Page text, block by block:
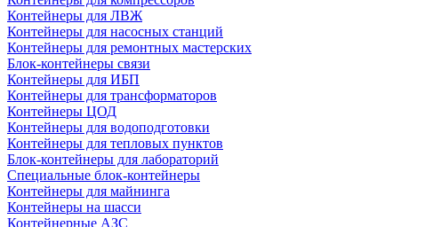
Контейнеры для ЛВЖ
Контейнеры для насосных станций
Контейнеры для ремонтных мастерских
Блок-контейнеры связи
Контейнеры для ИБП
Контейнеры для трансформаторов
Контейнеры ЦОД
Контейнеры для водоподготовки
Контейнеры для тепловых пунктов
Блок-контейнеры для лабораторий
Специальные блок-контейнеры
Контейнеры для майнинга
Контейнеры на шасси
Контейнерные АЗС